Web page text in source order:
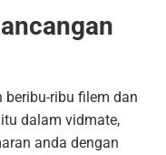
beribu-ribu filem dan
dalam vidmate,
anda dengan